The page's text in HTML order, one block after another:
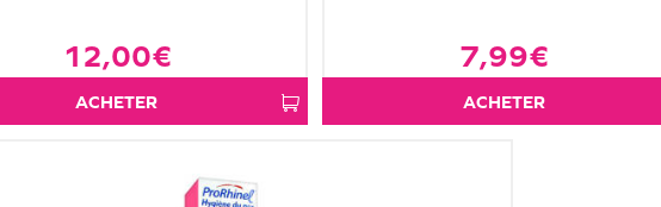
12,00€
ACHETER
7,99€
ACHETER